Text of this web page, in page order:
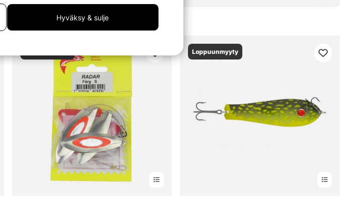
Loppuunmyyty
Hyväksy & sulje